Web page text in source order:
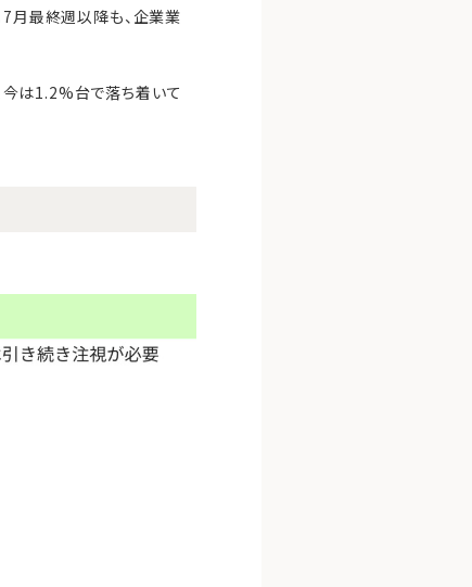
月最終週以降も、企業業
今は1.2%台で落ち着いて